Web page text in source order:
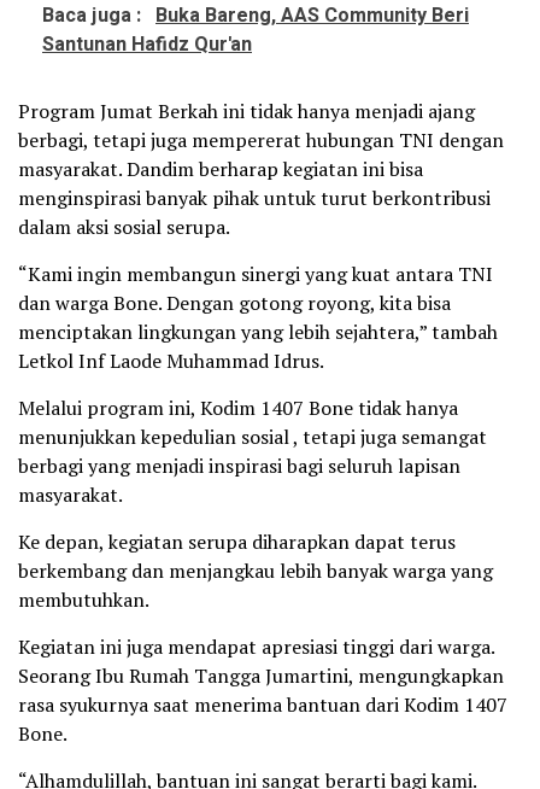
Baca juga : Buka Bareng, AAS Community Beri
Santunan Hafidz Qur'an
Program Jumat Berkah ini tidak hanya menjadi ajang
berbagi, tetapi juga mempererat hubungan TNI dengan
masyarakat. Dandim berharap kegiatan ini bisa
menginspirasi banyak pihak untuk turut berkontribusi
dalam aksi sosial serupa.
“Kami ingin membangun sinergi yang kuat antara TNI
dan warga Bone. Dengan gotong royong, kita bisa
menciptakan lingkungan yang lebih sejahtera,” tambah
Letkol Inf Laode Muhammad Idrus.
Melalui program ini, Kodim 1407 Bone tidak hanya
menunjukkan kepedulian sosial , tetapi juga semangat
berbagi yang menjadi inspirasi bagi seluruh lapisan
masyarakat.
Ke depan, kegiatan serupa diharapkan dapat terus
berkembang dan menjangkau lebih banyak warga yang
membutuhkan.
Kegiatan ini juga mendapat apresiasi tinggi dari warga.
Seorang Ibu Rumah Tangga Jumartini, mengungkapkan
rasa syukurnya saat menerima bantuan dari Kodim 1407
Bone.
“Alhamdulillah, bantuan ini sangat berarti bagi kami.